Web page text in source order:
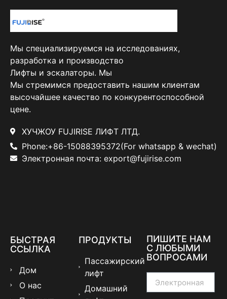
Мы специализируемся на исследованиях,
разработка и производство
Лифты и эскалаторы. Мы
Мы стремимся предоставить нашим клиентам
высочайшее качество по конкурентоспособной
цене.
ХУЧЖОУ FUJIRISE ЛИФТ ЛТД.
Phone:+86-15088395372(For whatsapp & wechat)
Электронная почта: export@fujirise.com
БЫСТРАЯ
ССЫЛКА
Дом
О нас
ПРОДУКТЫ
Пассажирский
лифт
Домашний
ПИШИТЕ НАМ
С ЛЮБЫМИ
ВОПРОСАМИ